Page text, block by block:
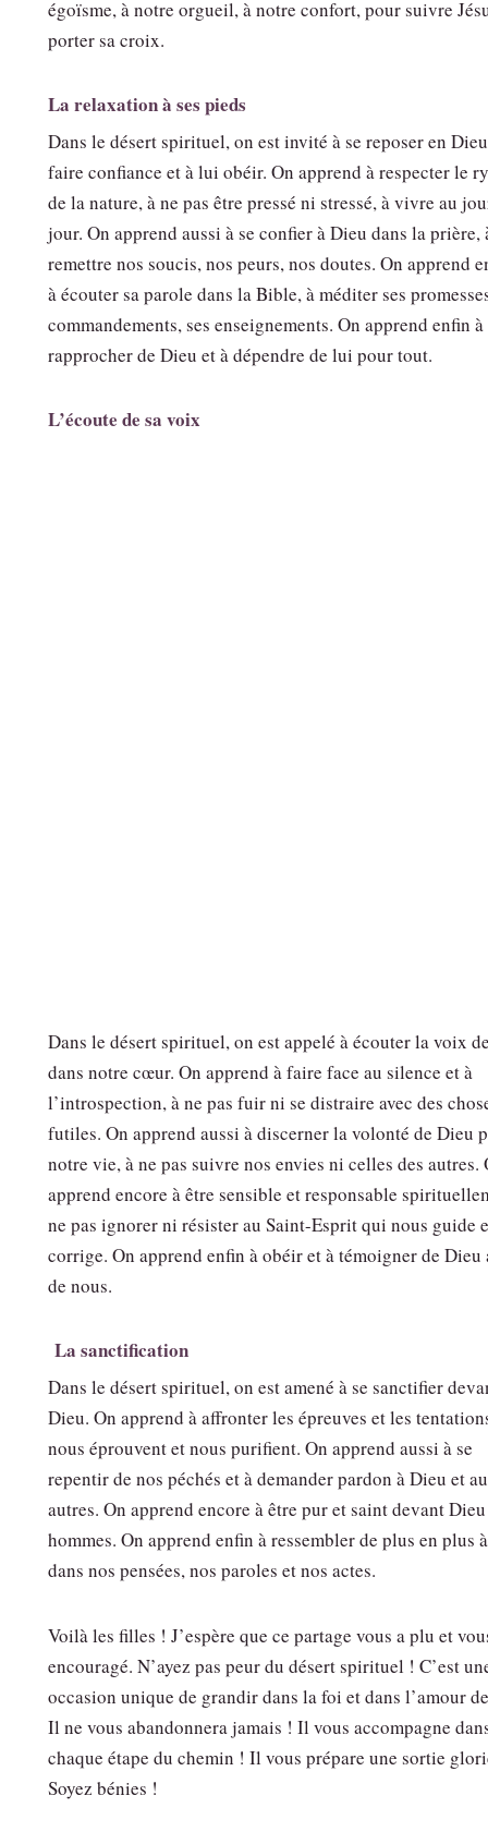
égoïsme, à notre orgueil, à notre confort, pour suivre
porter sa croix.
La relaxation à ses pieds
Dans le désert spirituel, on est invité à se reposer en
faire confiance et à lui obéir. On apprend à respecter le
de la nature, à ne pas être pressé ni stressé, à vivre au
jour. On apprend aussi à se confier à Dieu dans la prière,
remettre nos soucis, nos peurs, nos doutes. On apprend
à écouter sa parole dans la Bible, à méditer ses
commandements, ses enseignements. On apprend enfin à
rapprocher de Dieu et à dépendre de lui pour tout.
L’écoute de sa voix
Dans le désert spirituel, on est appelé à écouter la voix
dans notre cœur. On apprend à faire face au silence et à
l’introspection, à ne pas fuir ni se distraire avec des
futiles. On apprend aussi à discerner la volonté de Dieu
notre vie, à ne pas suivre nos envies ni celles des autres.
apprend encore à être sensible et responsable
ne pas ignorer ni résister au Saint-Esprit qui nous guide
corrige. On apprend enfin à obéir et à témoigner de Dieu
de nous.
La sanctification
Dans le désert spirituel, on est amené à se sanctifier
Dieu. On apprend à affronter les épreuves et les
nous éprouvent et nous purifient. On apprend aussi à se
repentir de nos péchés et à demander pardon à Dieu et
autres. On apprend encore à être pur et saint devant
hommes. On apprend enfin à ressembler de plus en plus
dans nos pensées, nos paroles et nos actes.
Voilà les filles ! J’espère que ce partage vous a plu et
encouragé. N’ayez pas peur du désert spirituel ! C’est
occasion unique de grandir dans la foi et dans l’amour
Il ne vous abandonnera jamais ! Il vous accompagne
chaque étape du chemin ! Il vous prépare une sortie
Soyez bénies !